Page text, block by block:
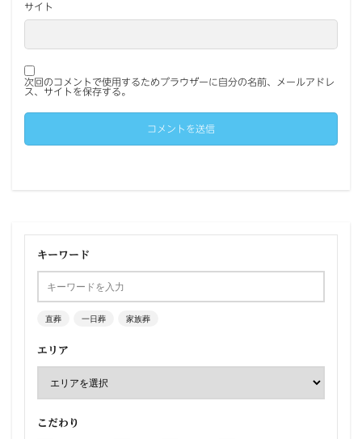
サイト
次回のコメントで使用するためブラウザーに自分の名前、メールアドレ
ス、サイトを保存する。
キーワード
直葬 一日葬 家族葬
エリア
こだわり